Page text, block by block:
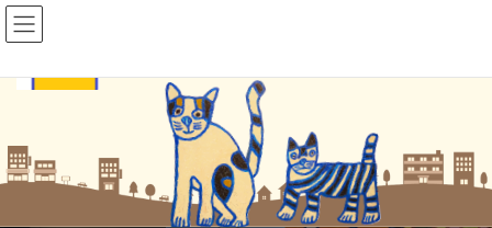
コ
ン
ン
ス
キ
ッ
ナ
ビ
ー
ン
に
移